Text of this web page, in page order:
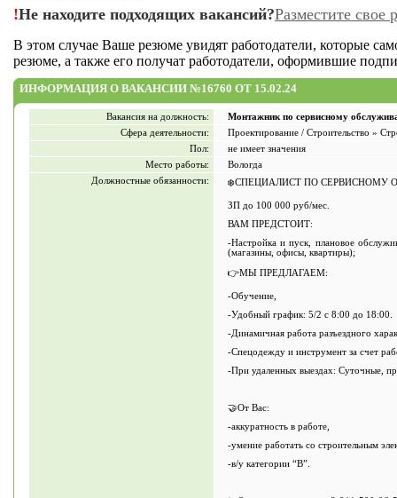
!Не находите подходящих вакансий?Разместите свое
В этом случае Ваше резюме увидят работодатели, которые
резюме, а также его получат работодатели, оформившие
ИНФОРМАЦИЯ О ВАКАНСИИ №16760 ОТ 15.02.24
Вакансия на должность:
Монтажник по сервисному
Сфера деятельности:
Проектирование / Строительство »
Пол:
не имеет значения
Место работы:
Вологда
Должностные обязанности:
❄️СПЕЦИАЛИСТ ПО СЕРВИСНОМУ
ЗП до 100 000 руб/мес.
ВАМ ПРЕДСТОИТ:
-Настройка и пуск, плановое
(магазины, офисы, квартиры);
👉МЫ ПРЕДЛАГАЕМ:
-Обучение,
-Удобный график: 5/2 с 8:00 до 18:00.
-Динамичная работа разъездного
-Спецодежду и инструмент за счет
-При удаленных выездах: Суточные,
🤝От Вас:
-аккуратность в работе,
-умение работать со строительным
-в/у категории “В”.